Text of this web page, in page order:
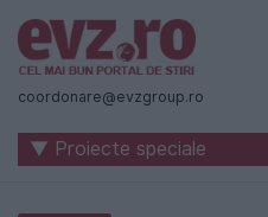
Știri
naționale
internaționale
coordonare@evzgroup.ro
▼ Proiecte speciale